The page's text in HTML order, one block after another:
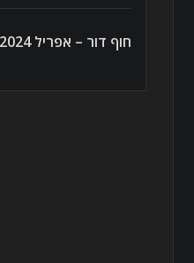
חוף דור – אפריל 2024.